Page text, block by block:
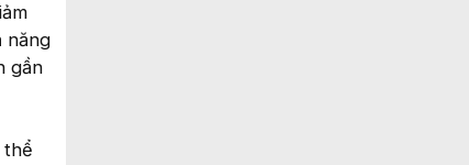
năng
gần
thể